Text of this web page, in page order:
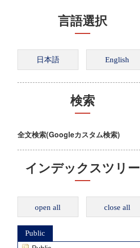
言語選択
検索
全文検索(Googleカスタム検索)
インデックスツリー
open all close all
Public